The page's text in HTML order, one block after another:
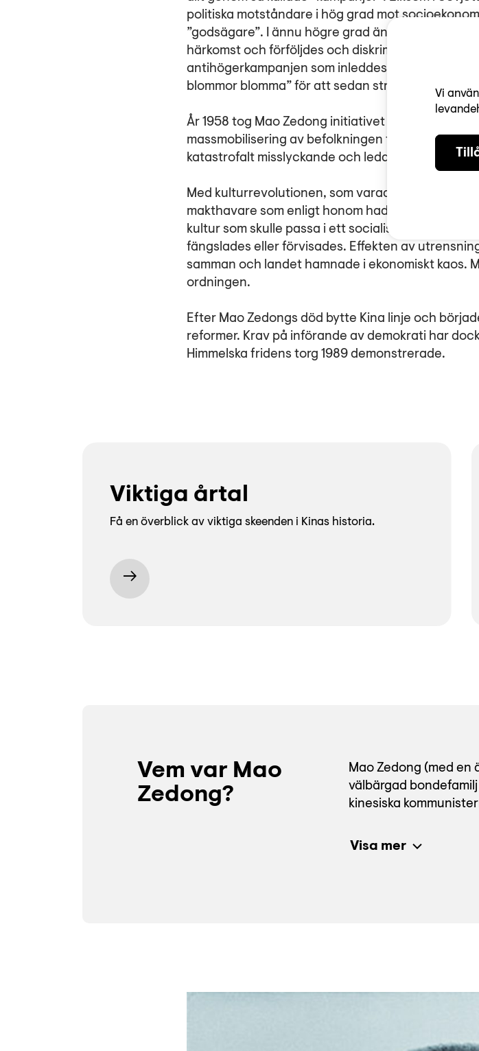
Vi
politiska motståndare i hög grad mot
”godsägare”. I ännu högre grad än i
härkomst och förföljdes och diskriminerades för
antihögerkampanjen som inleddes 1957 lockades
blommor blomma” för att sedan straffas.
År 1958 tog Mao Zedong initiativet till det ”stora
massmobilisering av befolkningen forcera fram
katastrofalt misslyckande och ledde till utbredd
Med kulturrevolutionen, som varade mellan åren
makthavare som enligt honom hade slagit in på
kultur som skulle passa i ett socialistiskt
fängslades eller förvisades. Effekten av
samman och landet hamnade i ekonomiskt kaos.
ordningen.
Efter Mao Zedongs död bytte Kina linje och
reformer. Krav på införande av demokrati har
Himmelska fridens torg 1989 demonstrerade.
Viktiga årtal
Få en överblick av viktiga skeenden i Kinas historia.
Vem var Mao
Zedong?
Mao Zedong (med en
välbärgad
kinesiska
Visa mer